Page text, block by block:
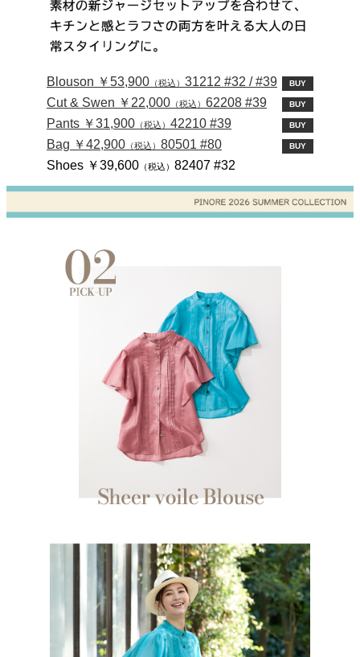
Blouson ￥53,900 （税込） 31212 #32 / #39 BUY
Cut & Swen ￥22,000 （税込） 62208 #39 BUY
Pants ￥31,900 （税込） 42210 #39 BUY
Bag ￥42,900 （税込） 80501 #80 BUY
Shoes ￥39,600 （税込） 82407 #32